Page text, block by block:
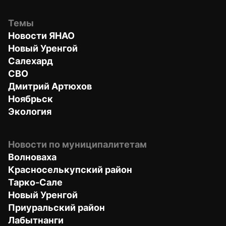
Темы
Новости ЯНАО
Новый Уренгой
Салехард
СВО
Дмитрий Артюхов
Ноябрьск
Экология
Новости по муниципалитетам
Волноваха
Красноселькупский район
Тарко-Сале
Новый Уренгой
Приуральский район
Лабытнанги